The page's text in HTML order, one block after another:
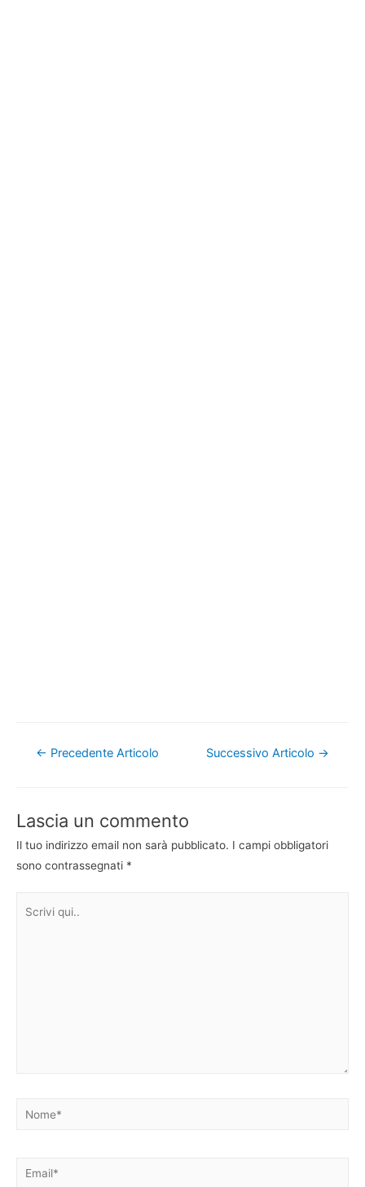
Navigazione
← Precedente Articolo Successivo Articolo →
Lascia un commento
Il tuo indirizzo email non sarà pubblicato. I campi obbligatori
sono contrassegnati *
Nome*
Email*